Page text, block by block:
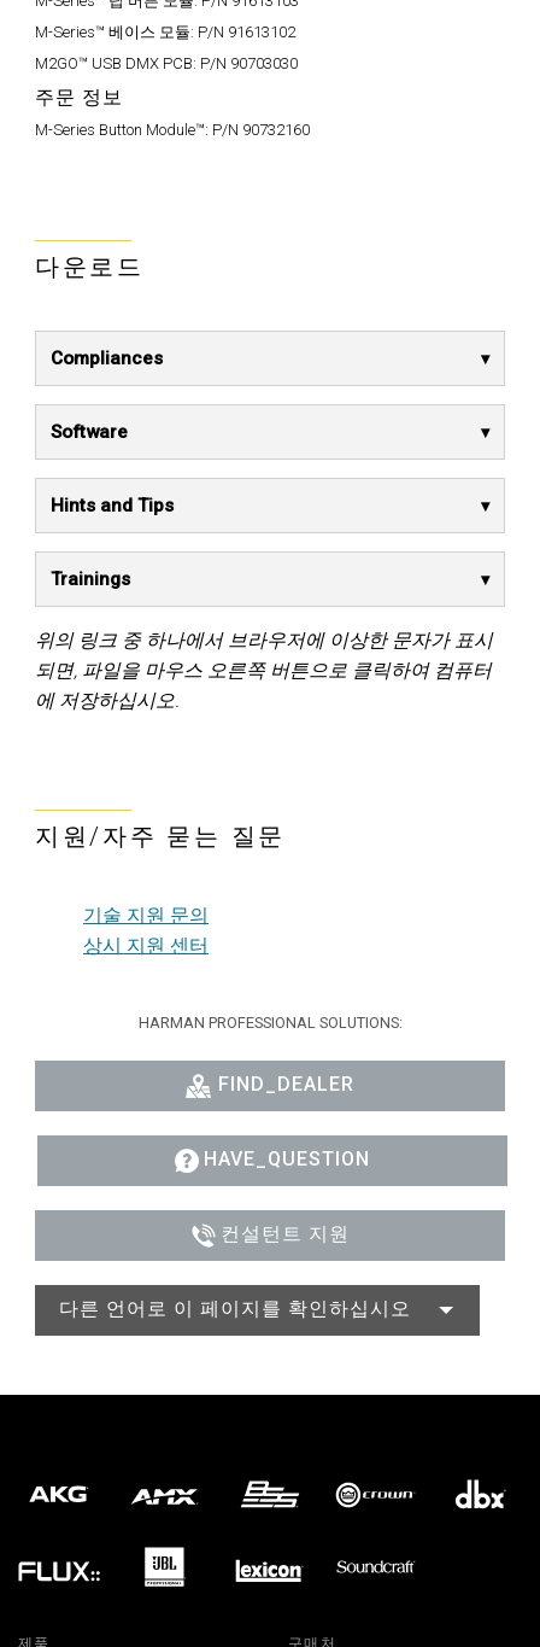
M-Series™ 베이스 모듈: P/N 91613102
M2GO™ USB DMX PCB: P/N 90703030
주문 정보
M-Series Button Module™: P/N 90732160
다운로드
Compliances
Software
Hints and Tips
Trainings
위의 링크 중 하나에서 브라우저에 이상한 문자가 표시
되면, 파일을 마우스 오른쪽 버튼으로 클릭하여 컴퓨터
에 저장하십시오.
지원/자주 묻는 질문
기술 지원 문의
상시 지원 센터
HARMAN PROFESSIONAL SOLUTIONS:
FIND_DEALER
HAVE_QUESTION
컨설턴트 지원
다른 언어로 이 페이지를 확인하십시오